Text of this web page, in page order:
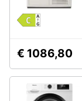
€ 1086,80